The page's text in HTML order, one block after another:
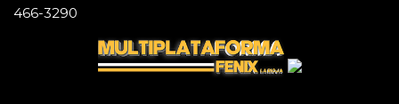
466-3290